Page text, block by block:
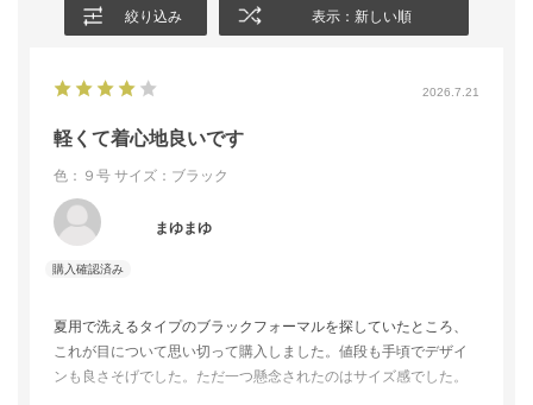
絞り込み 表示：新しい順
2026.7.21
軽くて着心地良いです
色：９号 サイズ：ブラック
まゆまゆ
夏用で洗えるタイプのブラックフォーマルを探していたところ、
これが目について思い切って購入しました。値段も手頃でデザイ
ンも良さそげでした。ただ一つ懸念されたのはサイズ感でした。